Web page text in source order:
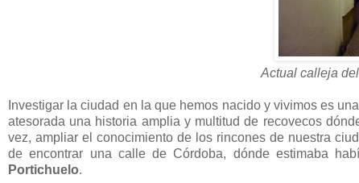
Actual calleja
Investigar la ciudad en la que hemos nacido y vivimos es
atesorada una historia amplia y multitud de recovecos
vez, ampliar el conocimiento de los rincones de nuestra
de encontrar una calle de Córdoba, dónde estimaba
Portichuelo.